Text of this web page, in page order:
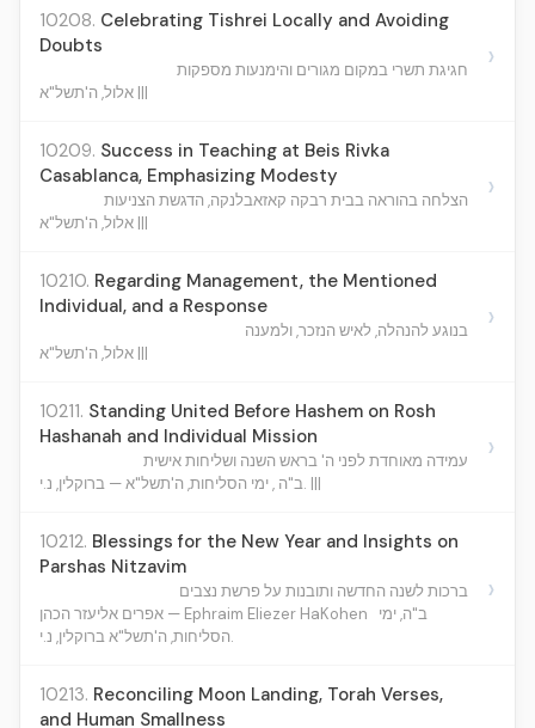
10208. Celebrating Tishrei Locally and Avoiding
Doubts
חגיגת תשרי במקום מגורים והימנעות מספקות
אלול, ה'תשל"א |||
›
10209. Success in Teaching at Beis Rivka
Casablanca, Emphasizing Modesty
הצלחה בהוראה בבית רבקה קאזאבלנקה, הדגשת הצניעות
אלול, ה'תשל"א |||
›
10210. Regarding Management, the Mentioned
Individual, and a Response
בנוגע להנהלה, לאיש הנזכר, ולמענה
אלול, ה'תשל"א |||
›
10211. Standing United Before Hashem on Rosh
Hashanah and Individual Mission
עמידה מאוחדת לפני ה' בראש השנה ושליחות אישית
ב"ה , ימי הסליחות, ה'תשל"א — ברוקלין, נ.י. |||
›
10212. Blessings for the New Year and Insights on
Parshas Nitzavim
ברכות לשנה החדשה ותובנות על פרשת נצבים
אפרים אליעזר הכהן — Ephraim Eliezer HaKohen
ב"ה, ימי
הסליחות, ה'תשל"א ברוקלין, נ.י.
›
10213. Reconciling Moon Landing, Torah Verses,
and Human Smallness